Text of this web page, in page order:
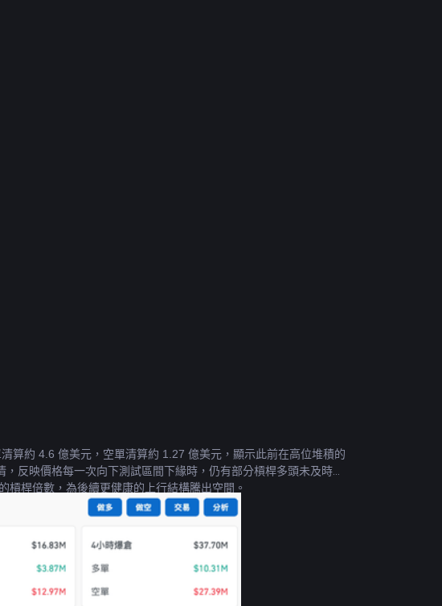
算約 4.6 億美元，空單清算約 1.27 億美元，顯示此前在高位堆積的
反映價格每一次向下測試區間下緣時，仍有部分槓桿多頭未及時調
桿倍數，為後續更健康的上行結構騰出空間。